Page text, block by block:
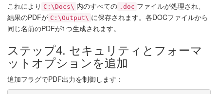
これにより C:\Docs\ 内のすべての .doc ファイルが処理され、
結果のPDFが C:\Output\ に保存されます。各DOCファイルから
同じ名前のPDFが1つ生成されます。
ステップ4. セキュリティとフォーマ
ットオプションを追加
追加フラグでPDF出力を制御します：